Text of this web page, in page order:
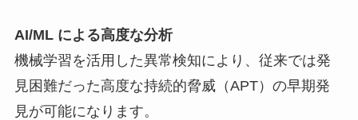
AI/ML による高度な分析
機械学習を活用した異常検知により、従来では発
見困難だった高度な持続的脅威（APT）の早期発
見が可能になります。